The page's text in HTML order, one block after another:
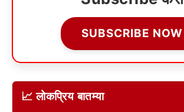
SUBSCRIBE NOW
📈 लोकप्रिय बातम्या